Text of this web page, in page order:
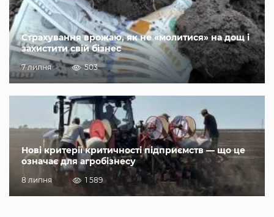
Страхування врожаю, як не «молитися» на дощ і
захистити свій бізнес
7 липня 503
Нові критерії критичності підприємств — що це
означає для агробізнесу
8 липня 1 589